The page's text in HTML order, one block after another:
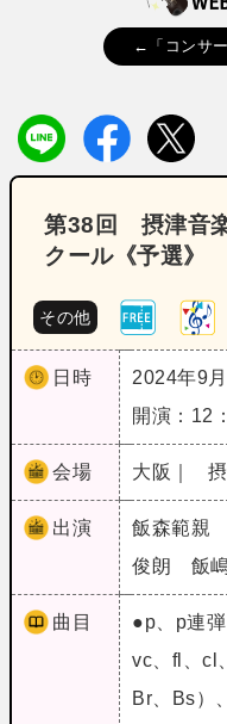
←「コンサ
第38回 摂津音
クール《予選》
その他
日時
2024年9
開演：12
会場 大阪｜
出演
飯森範親
俊朗 飯嶋
曲目
●p、p連
vc、fl、cl
Br、Bs）